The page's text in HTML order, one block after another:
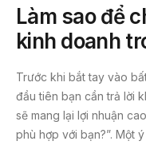
Làm sao để
kinh doanh
Trước khi bắt tay vào
đầu tiên bạn cần trả lời
sẽ mang lại lợi nhuận
phù hợp với bạn?”. Một